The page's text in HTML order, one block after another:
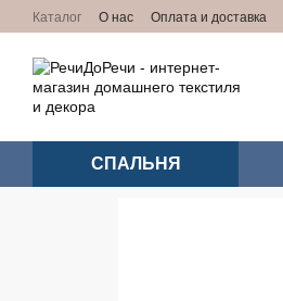
Перейти к основному контенту
Каталог О нас Оплата и доставка
СПАЛЬНЯ